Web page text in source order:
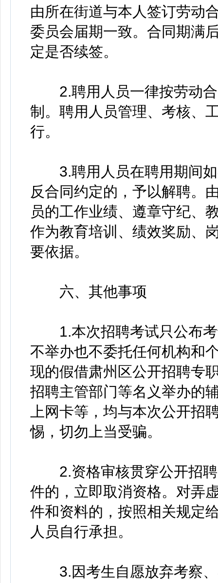
由所在街道与本人签订劳动
委员会届期一致。合同期满
定是否续签。
2.聘用人员一律按劳动合
制。聘用人员管理、考核、
行。
3.聘用人员在聘用期间如
反合同约定的，予以解聘。
员的工作业绩、遵章守纪、
作为教育培训、绩效奖励、
要依据。
六、其他事项
1.本次招聘考试只公布考
不举办也不委托任何机构和
现的假借肃州区公开招聘专
招聘主管部门等名义举办的
上网卡等，均与本次公开招
惕，切勿上当受骗。
2.资格审核贯穿公开招聘
件的，立即取消资格。对弄
件和资料的，按照相关规定
人员自行承担。
3.因考生自愿放弃考察、